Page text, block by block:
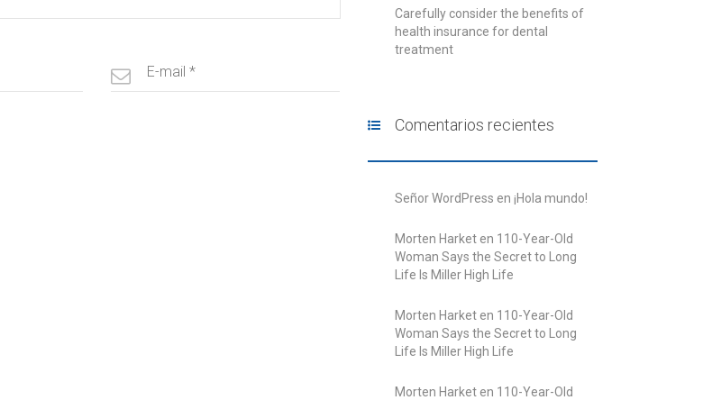
Carefully consider the benefits of
health insurance for dental
treatment
Comentarios recientes
Señor WordPress en ¡Hola mundo!
Morten Harket en 110-Year-Old
Woman Says the Secret to Long
Life Is Miller High Life
Morten Harket en 110-Year-Old
Woman Says the Secret to Long
Life Is Miller High Life
Morten Harket en 110-Year-Old